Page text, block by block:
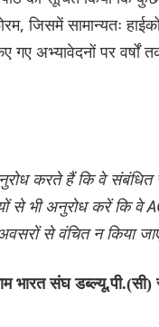
जिसमें सामान्यतः
अभ्यावेदनों पर वर्षों
करते हैं कि वे संबंधित
से भी अनुरोध करें कि वे
से वंचित न किया
भारत संघ डब्ल्यू.पी.(सी)